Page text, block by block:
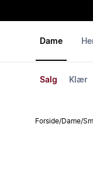
Dame
Salg Klær
Forside/Dame/